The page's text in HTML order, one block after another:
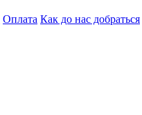
Оплата Как до нас добраться